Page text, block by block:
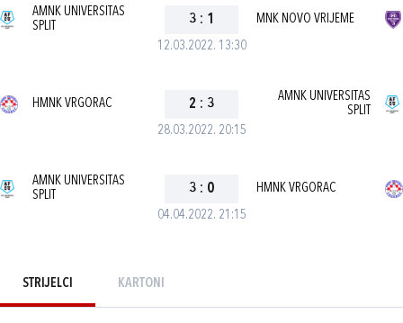
12.03.2022. 13:30
AMNK UNIVERSITAS
SPLIT
3 : 1 MNK NOVO VRIJEME
28.03.2022. 20:15
HMNK VRGORAC 2 : 3
AMNK UNIVERSITAS
SPLIT
04.04.2022. 21:15
AMNK UNIVERSITAS
SPLIT
3 : 0 HMNK VRGORAC
STRIJELCI KARTONI